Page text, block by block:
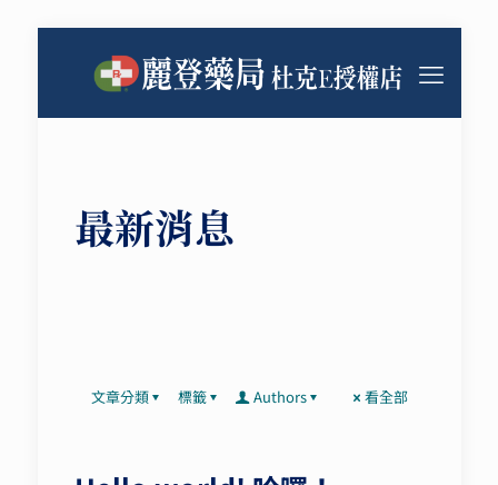
最新消息
文章分類 標籤 Authors 看全部